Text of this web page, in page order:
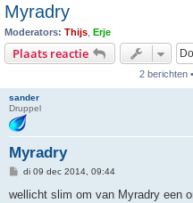
Myradry
Moderators: Thijs Erje
Plaats reactie
2 berichten
sander
Druppel
Myradry
B
r
di 09 dec 2014, 09:44
wellicht slim om van Myradry een